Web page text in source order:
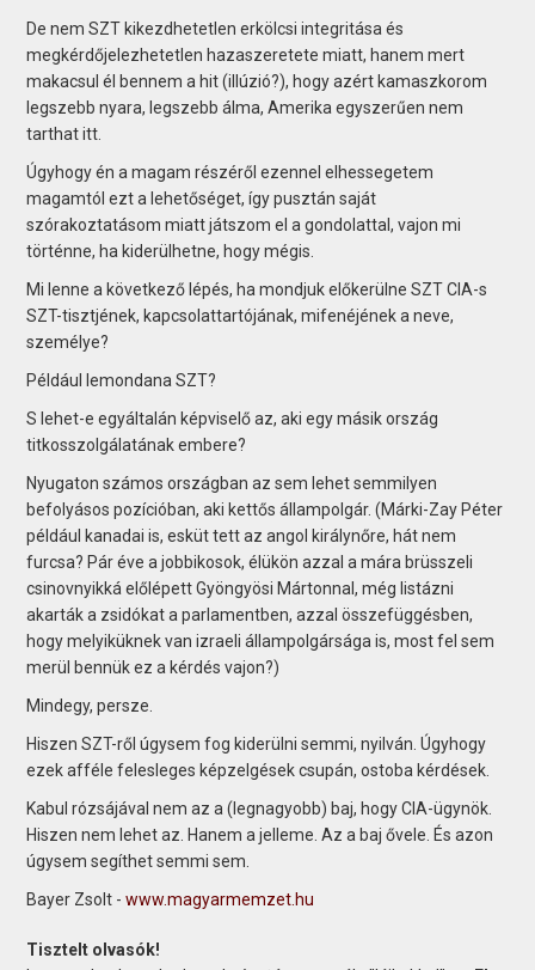
De nem SZT kikezdhetetlen erkölcsi integritása és
megkérdőjelezhetetlen hazaszeretete miatt, hanem mert
makacsul él bennem a hit (illúzió?), hogy azért kamaszkorom
legszebb nyara, legszebb álma, Amerika egyszerűen nem
tarthat itt.
Úgyhogy én a magam részéről ezennel elhessegetem
magamtól ezt a lehetőséget, így pusztán saját
szórakoztatásom miatt játszom el a gondolattal, vajon mi
történne, ha kiderülhetne, hogy mégis.
Mi lenne a következő lépés, ha mondjuk előkerülne SZT CIA-s
SZT-tisztjének, kapcsolattartójának, mifenéjének a neve,
személye?
Például lemondana SZT?
S lehet-e egyáltalán képviselő az, aki egy másik ország
titkosszolgálatának embere?
Nyugaton számos országban az sem lehet semmilyen
befolyásos pozícióban, aki kettős állampolgár. (Márki-Zay Péter
például kanadai is, esküt tett az angol királynőre, hát nem
furcsa? Pár éve a jobbikosok, élükön azzal a mára brüsszeli
csinovnyikká előlépett Gyöngyösi Mártonnal, még listázni
akarták a zsidókat a parlamentben, azzal összefüggésben,
hogy melyiküknek van izraeli állampolgársága is, most fel sem
merül bennük ez a kérdés vajon?)
Mindegy, persze.
Hiszen SZT-ről úgysem fog kiderülni semmi, nyilván. Úgyhogy
ezek afféle felesleges képzelgések csupán, ostoba kérdések.
Kabul rózsájával nem az a (legnagyobb) baj, hogy CIA-ügynök.
Hiszen nem lehet az. Hanem a jelleme. Az a baj ővele. És azon
úgysem segíthet semmi sem.
Bayer Zsolt -www.magyarmemzet.hu
Tisztelt olvasók!